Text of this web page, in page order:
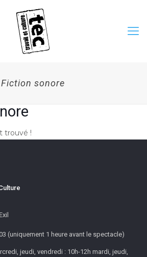
Fiction sonore
trouvé !
(uniquement 1 heure avant le spectacle)
jeudi, vendredi : 10h-12h mardi, jeudi,